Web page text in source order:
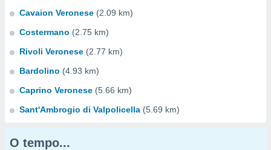
Cavaion Veronese (2.09 km)
Costermano (2.75 km)
Rivoli Veronese (2.77 km)
Bardolino (4.93 km)
Caprino Veronese (5.66 km)
Sant'Ambrogio di Valpolicella (5.69 km)
O tempo...